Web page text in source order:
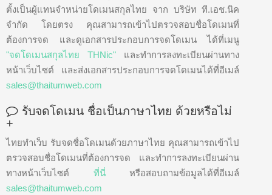
ตั้งเป็นผู้แทนจำหน่ายโดเมนสกุลไทย จาก บริษัท ที.เอช.นิค
จำกัด โดยตรง คุณสามารถเข้าไปตรวจสอบชื่อโดเมนที่
ต้องการจด และดูเอกสารประกอบการจดโดเมน ได้ที่เมนู
"จดโดเมนสกุลไทย THNic" และทำการลงทะเบียนผ่านทาง
หน้าเว็บไซต์ และส่งเอกสารประกอบการจดโดเมนได้ที่อีเมล์
sales@thaitumweb.com
รับจดโดเมน ชื่อเป็นภาษาไทย ด้วยหรือไม่
+
ไทยทำเว็บ รับจดชื่อโดเมนด้วยภาษาไทย คุณสามารถเข้าไป
ตรวจสอบชื่อโดเมนที่ต้องการจด และทำการลงทะเบียนผ่าน
ทางหน้าเว็บไซต์ ที่นี่หรือสอบถามข้อมูลได้ที่อีเมล์
sales@thaitumweb.com